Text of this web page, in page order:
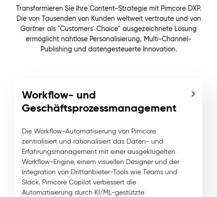
Transformieren Sie Ihre Content-Strategie mit Pimcore DXP.
Die von Tausenden von Kunden weltweit vertraute und von
Gartner als "Customers' Choice" ausgezeichnete Lösung
ermöglicht nahtlose Personalisierung, Multi-Channel-
Publishing und datengesteuerte Innovation.
Workflow- und
Geschäftsprozessmanagement
Die Workflow-Automatisierung von Pimcore
zentralisiert und rationalisiert das Daten- und
Erfahrungsmanagement mit einer ausgeklügelten
Workflow-Engine, einem visuellen Designer und der
Integration von Drittanbieter-Tools wie Teams und
Slack. Pimcore Copilot verbessert die
Automatisierung durch KI/ML-gestützte